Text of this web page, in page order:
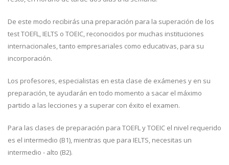
De este modo recibirás una preparación para la superación de los
test TOEFL, IELTS o TOEIC, reconocidos por muchas instituciones
internacionales, tanto empresariales como educativas, para su
incorporación.
Los profesores, especialistas en esta clase de exámenes y en su
preparación, te ayudarán en todo momento a sacar el máximo
partido a las lecciones y a superar con éxito el examen.
Para las clases de preparación para TOEFL y TOEIC el nivel requerido
es el intermedio (B1), mientras que para IELTS, necesitas un
intermedio - alto (B2).